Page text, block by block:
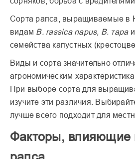
Сорта рапса, выращиваемые в
видам B. rassica napus, В. тара
семейства капустных
Виды и сорта значительно
агрономическим
При выборе сорта для
изучите эти различия.
лучше всего подходит для
Факторы, влияющие